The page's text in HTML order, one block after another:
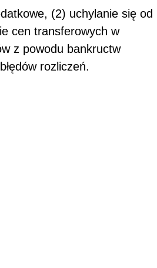
(2) uchylanie się od
cen transferowych w
z powodu bankructw
rozliczeń.